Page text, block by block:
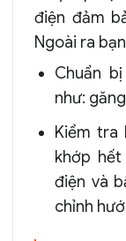
điện đảm
Ngoài ra
Chuẩn
như:
Kiểm tra
khớp
điện và
chỉnh